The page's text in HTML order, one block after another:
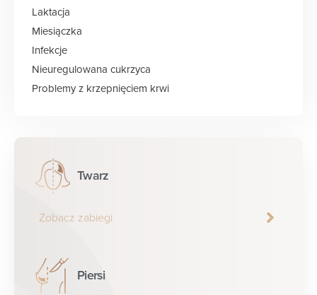
Laktacja
Miesiączka
Infekcje
Nieuregulowana cukrzyca
Problemy z krzepnięciem krwi
Twarz
Zobacz zabiegi
Piersi